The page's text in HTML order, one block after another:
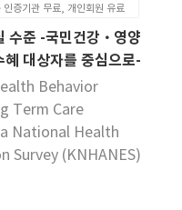
the baseline
angle
Evjenth-Hamberg
static stretching.
that there was a
that the
was more
in increasing
. 프랑크포트 수평면
기준으로 머리각도 중
정하였으며, 방사선
, 머리각도 15°상방
(머리 중립 0°, 머리 굴
씩(1회 삼킴 후 10초
시도하였다. 결과 : 마
중립시보다 머리 각도
육들이 보다 활성화
인증기관 무료, 개인회원 유료
수준 -국민건강·영양
대상자를 중심으로-
Behavior
Term Care
National Health
Survey (KNHANES)